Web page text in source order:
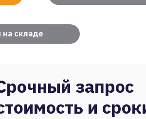
на складе
запрос
и